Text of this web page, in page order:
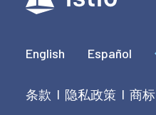
English Español
条款 | 隐私政策 | 商标